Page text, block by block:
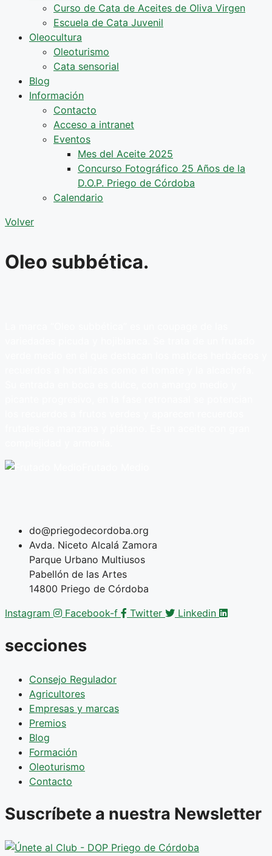
Curso de Cata de Aceites de Oliva Virgen
Escuela de Cata Juvenil
Oleocultura
Oleoturismo
Cata sensorial
Blog
Información
Contacto
Acceso a intranet
Eventos
Mes del Aceite 2025
Concurso Fotográfico 25 Años de la
D.O.P. Priego de Córdoba
Calendario
Volver
Oleo subbética.
do@priegodecordoba.org
Avda. Niceto Alcalá Zamora
Parque Urbano Multiusos
Pabellón de las Artes
14800 Priego de Córdoba
Instagram
Facebook-f Twitter Linkedin
secciones
Consejo Regulador
Agricultores
Empresas y marcas
Premios
Blog
Formación
Oleoturismo
Contacto
Suscríbete a nuestra Newsletter